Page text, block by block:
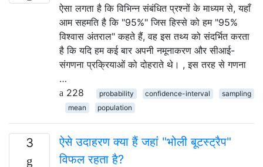
ऐसा लगता है कि विभिन्न संबंधित प्रश्नों के माध्यम से, यहाँ
आम सहमति है कि "95%" जिस हिस्से को हम "95%
विश्वास अंतराल" कहते हैं, वह इस तथ्य को संदर्भित करता
है कि यदि हम कई बार अपनी नमूनाकरण और सीआई-
संगणना प्रक्रियाओं को दोहराते थे। , इस तरह से गणना
…
228
probability confidence-interval
sampling
mean
population
3
ऐसे उदाहरण क्या हैं जहां "भोली बूटस्ट्रैप"
विफल रहता है?